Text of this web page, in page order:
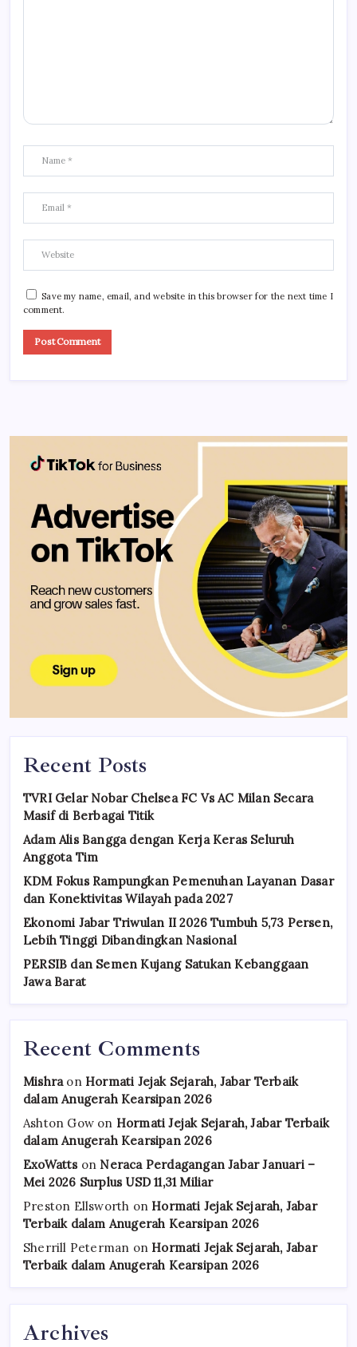
Save my name, email, and website in this browser for the next time I
comment.
Recent Posts
TVRI Gelar Nobar Chelsea FC Vs AC Milan Secara
Masif di Berbagai Titik
Adam Alis Bangga dengan Kerja Keras Seluruh
Anggota Tim
KDM Fokus Rampungkan Pemenuhan Layanan Dasar
dan Konektivitas Wilayah pada 2027
Ekonomi Jabar Triwulan II 2026 Tumbuh 5,73 Persen,
Lebih Tinggi Dibandingkan Nasional
PERSIB dan Semen Kujang Satukan Kebanggaan
Jawa Barat
Recent Comments
Mishraon Hormati Jejak Sejarah, Jabar Terbaik
dalam Anugerah Kearsipan 2026
Ashton Gow on Hormati Jejak Sejarah, Jabar Terbaik
dalam Anugerah Kearsipan 2026
ExoWattson Neraca Perdagangan Jabar Januari –
Mei 2026 Surplus USD 11,31 Miliar
Preston Ellsworth on Hormati Jejak Sejarah, Jabar
Terbaik dalam Anugerah Kearsipan 2026
Sherrill Peterman on Hormati Jejak Sejarah, Jabar
Terbaik dalam Anugerah Kearsipan 2026
Archives